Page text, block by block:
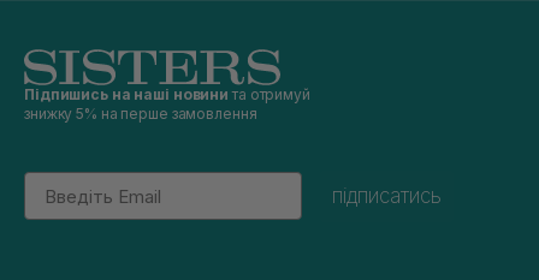
Підпишись на наші новини та отримуй
знижку 5% на перше замовлення
Email
підписатись